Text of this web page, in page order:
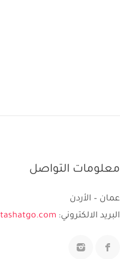
معلومات التواصل
عمان – الأردن
البريد الالكتروني: